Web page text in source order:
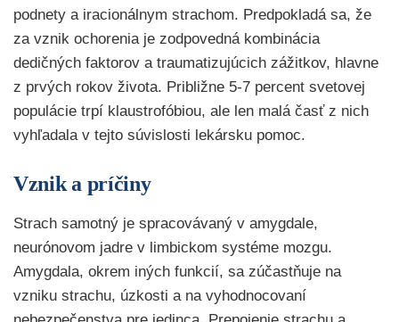
podnety a iracionálnym strachom. Predpokladá sa, že
za vznik ochorenia je zodpovedná kombinácia
dedičných faktorov a traumatizujúcich zážitkov, hlavne
z prvých rokov života. Približne 5-7 percent svetovej
populácie trpí klaustrofóbiou, ale len malá časť z nich
vyhľadala v tejto súvislosti lekársku pomoc.
Vznik a príčiny
Strach samotný je spracovávaný v amygdale,
neurónovom jadre v limbickom systéme mozgu.
Amygdala, okrem iných funkcií, sa zúčastňuje na
vzniku strachu, úzkosti a na vyhodnocovaní